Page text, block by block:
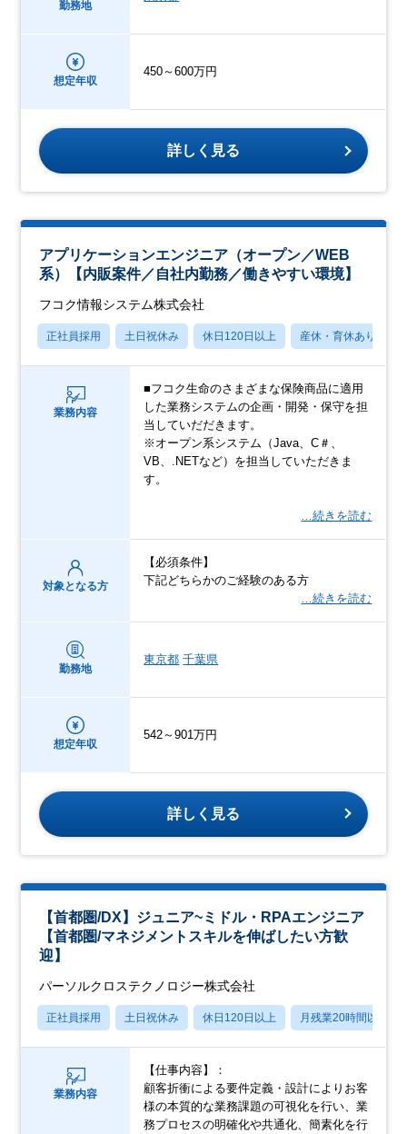
勤務地
想定年収
450～600万円
詳しく見る
アプリケーションエンジニア（オープン／WEB
系）【内販案件／自社内勤務／働きやすい環境】
フコク情報システム株式会社
正社員採用 土日祝休み 休日120日以上 産休・育休あり
業務内容
■フコク⽣命のさまざまな保険商品に適用
した業務システムの企画・開発・保守を担
当していだだきます。
※オープン系システム（Java、C＃、
VB、.NETなど）を担当していただきま
す。
…続きを読む
対象となる方
【必須条件】
下記どちらかのご経験のある方
…続きを読む
勤務地
東京都 千葉県
想定年収
542～901万円
詳しく見る
【首都圏/DX】ジュニア~ミドル・RPAエンジニア
【首都圏/マネジメントスキルを伸ばしたい方歓
迎】
パーソルクロステクノロジー株式会社
正社員採用 土日祝休み 休日120日以上 月残業20時間以内
業務内容
【仕事内容】：
顧客折衝による要件定義・設計によりお客
様の本質的な業務課題の可視化を行い、業
務プロセスの明確化や共通化、簡素化を行